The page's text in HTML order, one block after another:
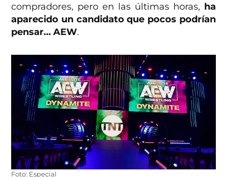
compradores, pero en las últimas horas, ha
aparecido un candidato que pocos podrían
pensar… AEW.
Foto: Especial